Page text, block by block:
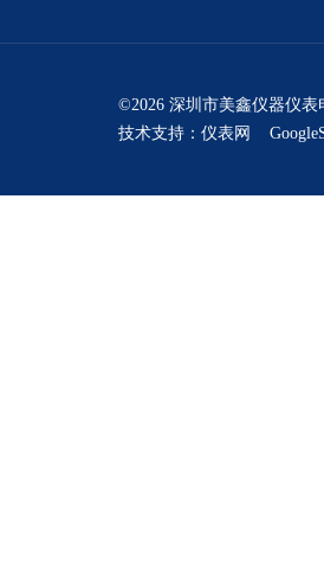
©2026 深圳市美鑫仪器仪
技术支持： 仪表网